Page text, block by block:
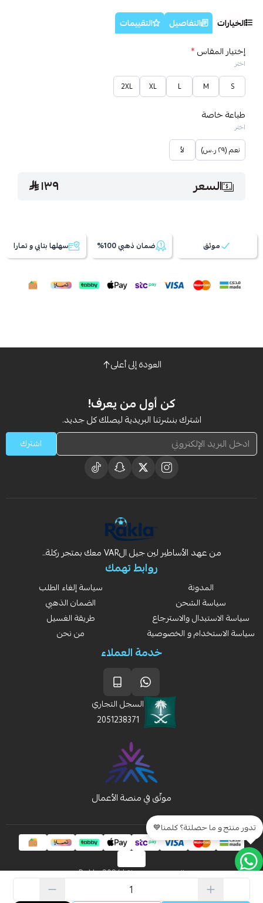
الخيارات التفاصيل
التقييمات
إختيار المقاس*
اختر
S
M
L
XL
2XL
طباعة خاصة
اختر
نعم (٢٩ ر.س) لأ
السعر ١٣٩
موثق ضمان ذهبي 100% سهلها بتابي و تمارا
العودة إلى أعلى
كن أول من يعرف!
اشترك بنشرتنا البريدية ليصلك كل جديد.
اشترك
من عهد الأساطير لين جيل الVAR معك بمتجر ركلة..
روابط تهمك
المدونة
سياسة الشحن
سياسة الاستبدال والاسترجاع
سياسة الاستخدام و الخصوصية
سياسة إلغاء الطلب
الضمان الذهبي
طريقة الغسيل
من نحن
خدمة العملاء
السجل التجاري
2051238371
الحقوق محفوظة | 2026 Rakla
تدور منتج و ما حصلتة؟ كلمنا💙